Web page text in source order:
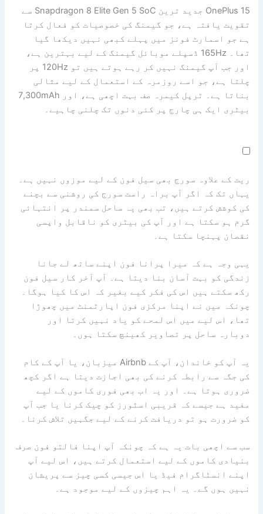
OnePlus 15 جدید ترین Snapdragon 8 Elite Gen 5 SoC سے
تقویت یافتہ ہے، جو گیمنگ کی خصوصیات کو فعال کرتا
ہے جو اسمارٹ فونز میں پہلے کبھی نہیں دیکھا گیا
تھا۔ 165Hz ڈسپلے موبائل گیمنگ کے لیے بہترین ہے،
اور جب آپ گیمنگ نہیں کر رہے ہوتے ہیں تو 120Hz پر
چلتا ہے، جو اسے روزمرہ کے استعمال کے لیے مثالی
بناتا ہے۔ ٹرپل کیمرہ صف بہت اچھی ہے، اور 7,300mAh
بیٹری ایک ہی چارج پر کئی دنوں تک چلنی چاہیے۔
ریت کے علاوہ سورج بھی سیل فون کے لیے موزوں نہیں ہے۔
یہاں تک کہ اگر آپ براہ راست سورج کی روشنی سے بچنے
کی کوشش کرتے ہیں، تب بھی یہ ساحل سمندر پر انتہائی
گرم ہو سکتا ہے اور آپ کی بیٹری کو ناقابل واپسی
نقصان پہنچا سکتا ہے۔
یہی وجہ ہے کہ میرا پرانا فون اپنے ساتھ لے جانا
زندگی کو بہت آسان بنا دیتا ہے۔ آپ آخر کار سیل فون
رکھ سکتے ہیں اس کی فکر کیے بغیر کہ اس کا کیا ہوگا۔
چونکہ میں نے اپنا مرکزی فون اپارٹمنٹ میں چھوڑا
تھا، اس لیے میں اس لمحے کو یاد نہیں کرتا اور
دوبارہ ساحل پر تصاویر کھینچ سکتا ہوں۔
یہ آپ کو خاندان، آپ کے Airbnb میزبان، یا آپ کے کام
کی جگہ سے رابطہ کرنے کی بھی اجازت دیتا ہے اگر کچھ
ضروری ہوتا ہے۔ اور یہ اب بھی فوری کاموں کے لیے
مفید ہے جیسے کہ قریبی اسٹورز کو چیک کرنا یا جب آپ
کو ضرورت ہو تو دریافت کرنے کے لیے جگہیں تلاش کرنا۔
سب سے اچھی بات یہ ہے کہ چونکہ آپ اپنا فالتو فون صرف
بنیادی کاموں کے لیے استعمال کرتے ہیں، اس لیے آپ
اپنے انسٹاگرام فیڈ یا اس جیسی کسی چیز سے پریشان
نہیں ہوں گے۔ یہ اہم چیزوں کے لیے موجود ہے۔